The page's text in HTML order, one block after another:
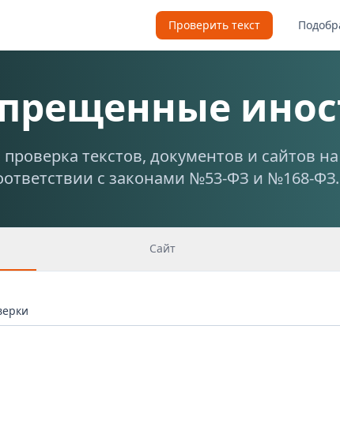
Проверить текст
текстов, документов и сайтов
с законами №53-ФЗ и №168-ФЗ.
Сайт